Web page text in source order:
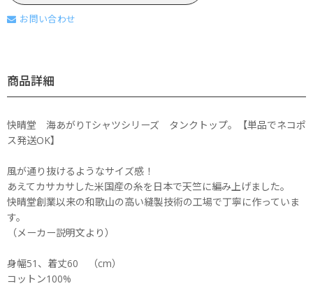
お問い合わせ
商品詳細
快晴堂 海あがりTシャツシリーズ タンクトップ。【単品でネコポ
ス発送OK】
風が通り抜けるようなサイズ感！
あえてカサカサした米国産の糸を日本で天竺に編み上げました。
快晴堂創業以来の和歌山の高い縫製技術の工場で丁寧に作っていま
す。
（メーカー説明文より）
身幅51、着丈60 （cm）
コットン100%